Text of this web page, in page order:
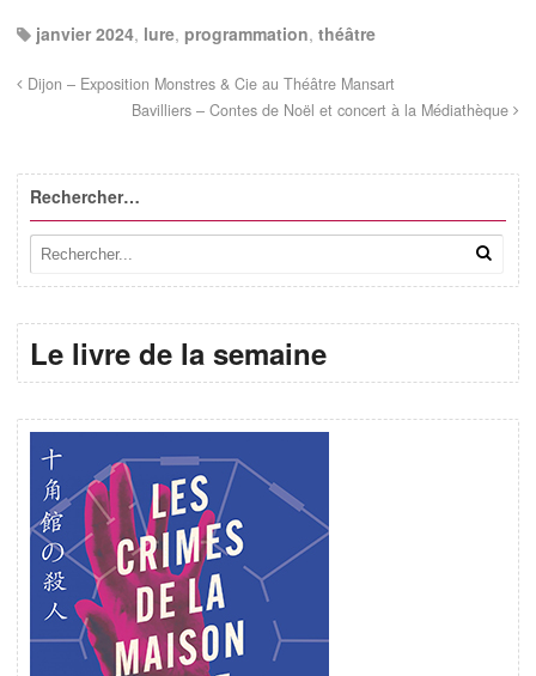
janvier 2024, lure, programmation, théâtre
Dijon – Exposition Monstres & Cie au Théâtre Mansart
Bavilliers – Contes de Noël et concert à la Médiathèque
Rechercher…
Le livre de la semaine